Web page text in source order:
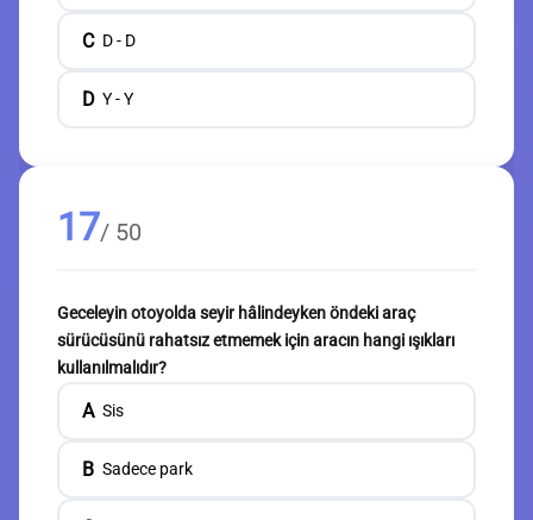
C D - D
D Y - Y
17/ 50
Geceleyin otoyolda seyir hâlindeyken öndeki araç
sürücüsünü rahatsız etmemek için aracın hangi ışıkları
kullanılmalıdır?
A Sis
B Sadece park